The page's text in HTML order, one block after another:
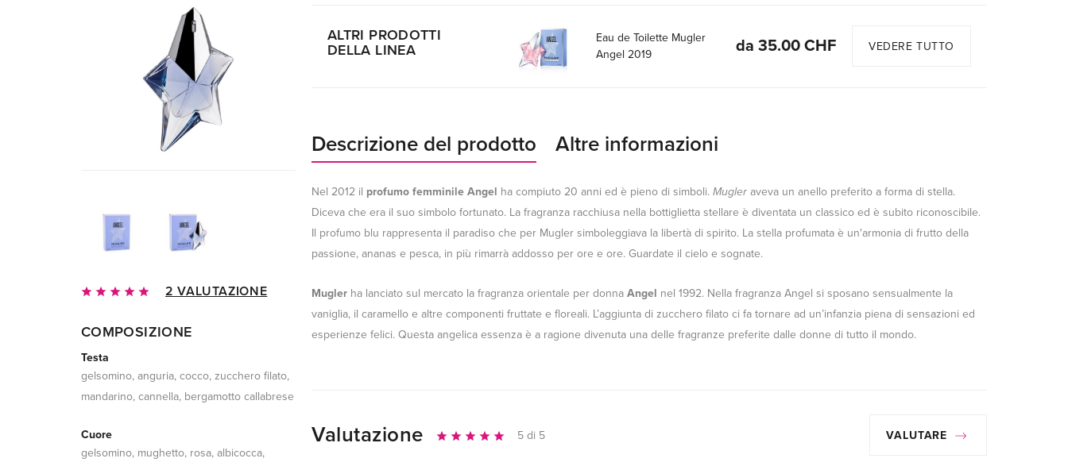
2 VALUTAZIONE
COMPOSIZIONE
Testa
gelsomino, anguria, cocco, zucchero filato,
mandarino, cannella, bergamotto callabrese
Cuore
gelsomino, mughetto, rosa, albicocca,
ALTRI PRODOTTI
DELLA LINEA
Eau de Toilette Mugler
Angel 2019
da 35.00 CHF VEDERE TUTTO
Descrizione del prodotto Altre informazioni
Nel 2012 il profumo femminile Angel ha compiuto 20 anni ed è pieno di simboli. Mugler aveva un anello preferito a forma di stella.
Diceva che era il suo simbolo fortunato. La fragranza racchiusa nella bottiglietta stellare è diventata un classico ed è subito riconoscibile.
Il profumo blu rappresenta il paradiso che per Mugler simboleggiava la libertà di spirito. La stella profumata è un'armonia di frutto della
passione, ananas e pesca, in più rimarrà addosso per ore e ore. Guardate il cielo e sognate.
Mugler ha lanciato sul mercato la fragranza orientale per donna Angel nel 1992. Nella fragranza Angel si sposano sensualmente la
vaniglia, il caramello e altre componenti fruttate e floreali. L’aggiunta di zucchero filato ci fa tornare ad un’infanzia piena di sensazioni ed
esperienze felici. Questa angelica essenza è a ragione divenuta una delle fragranze preferite dalle donne di tutto il mondo.
Valutazione 5 di 5 VALUTARE